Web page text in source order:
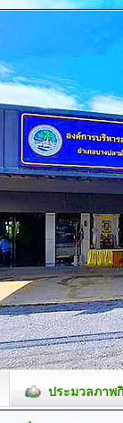
ประมวลภาพ